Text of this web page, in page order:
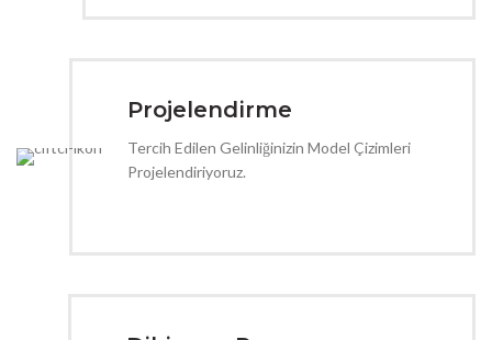
Projelendirme
Tercih Edilen Gelinliğinizin Model Çizimleri
Projelendiriyoruz.